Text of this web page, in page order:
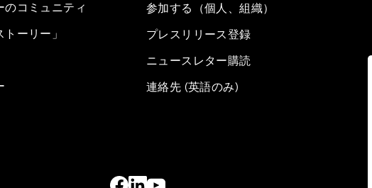
のコミュニティ
トーリー」
参加する（個人、組織）
プレスリリース登録
ニュースレター購読
連絡先 (英語のみ)